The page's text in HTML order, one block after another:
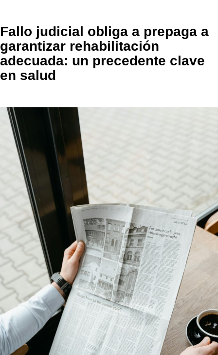
Fallo judicial obliga a prepaga a
garantizar rehabilitación
adecuada: un precedente clave
en salud